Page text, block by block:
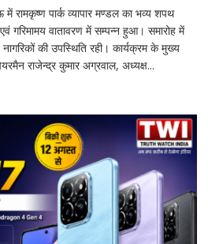
रामकृष्ण
पार्क
व्यापार
मण्डल
शपथ
में रामकृष्ण पार्क व्यापार मण्डल का भव्य शपथ
गरिमामय वातावरण में सम्पन्न हुआ। समारोह में
नागरिकों की उपस्थिति रही। कार्यक्रम के मुख्य
राजेन्द्र कुमार अग्रवाल, अध्यक्ष...